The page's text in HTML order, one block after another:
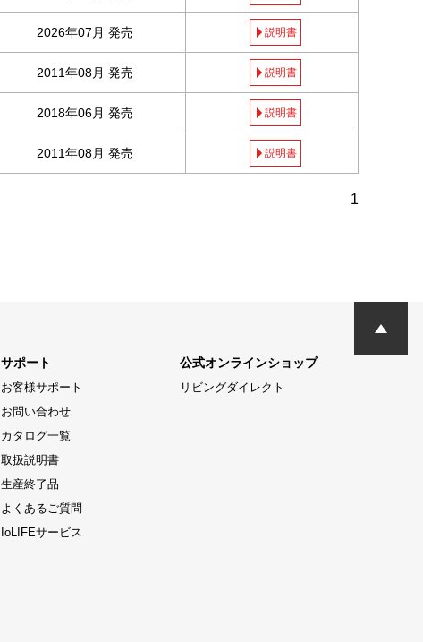
2026年07月 発売 説明書
2011年08月 発売 説明書
2018年06月 発売 説明書
2011年08月 発売 説明書
1
サポート
お客様サポート
お問い合わせ
カタログ一覧
取扱説明書
生産終了品
よくあるご質問
IoLIFEサービス
公式オンラインショップ
リビングダイレクト